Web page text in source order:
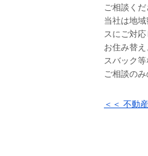
ご相談くだ
当社は地
スにご対応
お住み替
スバック等
ご相談の
＜＜ 不動